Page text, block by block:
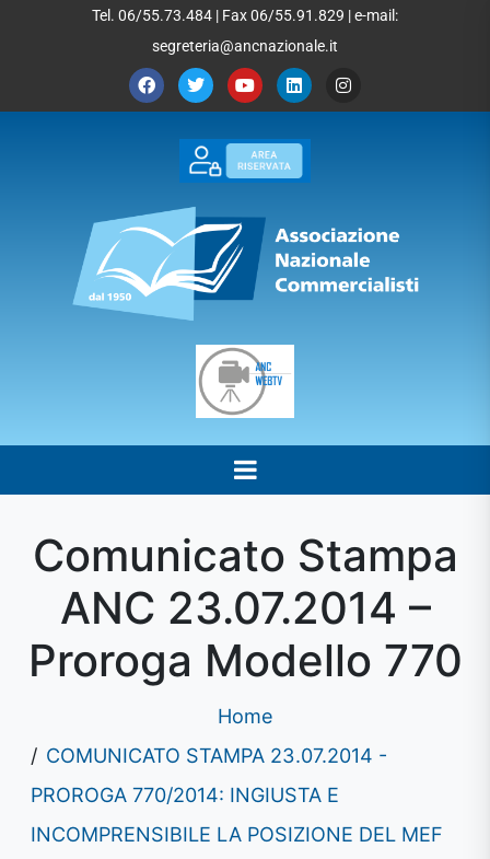
Tel. 06/55.73.484 | Fax 06/55.91.829 | e-mail:
segreteria@ancnazionale.it
Comunicato Stampa
ANC 23.07.2014 –
Proroga Modello 770
Home
COMUNICATO STAMPA 23.07.2014 -
PROROGA 770/2014: INGIUSTA E
INCOMPRENSIBILE LA POSIZIONE DEL MEF